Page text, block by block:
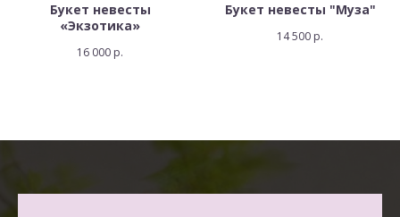
Букет невесты
«Экзотика»
16 000 р.
Букет невесты "Муза"
14 500 р.